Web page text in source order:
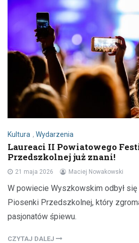
Kultura , Wydarzenia
Laureaci II Powiatowego
Przedszkolnej już znani!
21 maja 2026 Maciej Nowakowski
W powiecie Wyszkowskim odbył
Piosenki Przedszkolnej, który
pasjonatów śpiewu.
CZYTAJ DALEJ